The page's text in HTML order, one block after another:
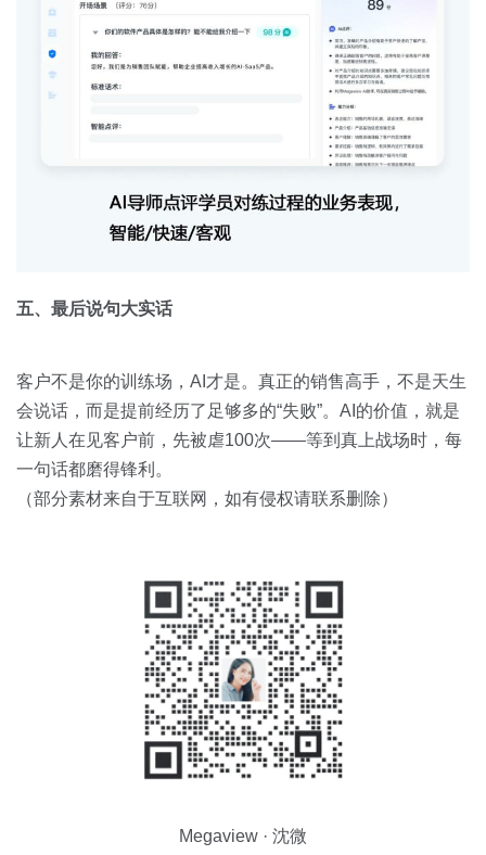
五、最后说句大实话
客户不是你的训练场，AI才是。真正的销售高手，不是天生
会说话，而是提前经历了足够多的“失败”。AI的价值，就是
让新人在见客户前，先被虐100次——等到真上战场时，每
一句话都磨得锋利。
（部分素材来自于互联网，如有侵权请联系删除）
Megaview · 沈微